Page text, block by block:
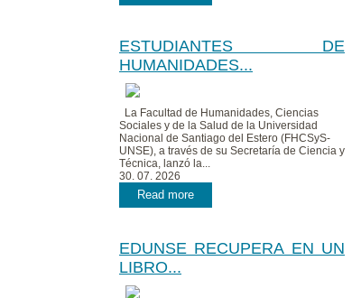
ESTUDIANTES DE
HUMANIDADES...
La Facultad de Humanidades, Ciencias
Sociales y de la Salud de la Universidad
Nacional de Santiago del Estero (FHCSyS-
UNSE), a través de su Secretaría de Ciencia y
Técnica, lanzó la...
30. 07. 2026
Read more
EDUNSE RECUPERA EN UN
LIBRO...